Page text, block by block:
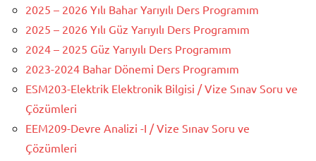
2025 – 2026 Yılı Bahar Yarıyılı Ders Programım
2025 – 2026 Yılı Güz Yarıyılı Ders Programım
2024 – 2025 Güz Yarıyılı Ders Programım
2023-2024 Bahar Dönemi Ders Programım
ESM203-Elektrik Elektronik Bilgisi / Vize Sınav Soru ve
Çözümleri
EEM209-Devre Analizi -I / Vize Sınav Soru ve
Çözümleri